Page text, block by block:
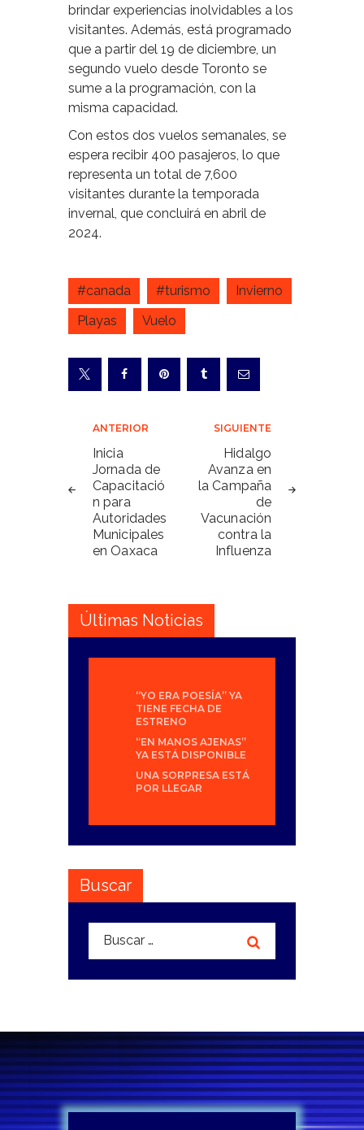
brindar experiencias inolvidables a los
visitantes. Además, está programado
que a partir del 19 de diciembre, un
segundo vuelo desde Toronto se
sume a la programación, con la
misma capacidad.
Con estos dos vuelos semanales, se
espera recibir 400 pasajeros, lo que
representa un total de 7,600
visitantes durante la temporada
invernal, que concluirá en abril de
2024.
#canada #turismo
Invierno
Playas
Vuelo
Navegación
de
entradas
ANTERIOR
Inicia
Jornada de
Capacitació
n para
Autoridades
Municipales
en Oaxaca
SIGUIENTE
Hidalgo
Avanza en
la Campaña
de
Vacunación
contra la
Influenza
Últimas Noticias
“YO ERA POESÍA” YA
TIENE FECHA DE
ESTRENO
“EN MANOS AJENAS”
YA ESTÁ DISPONIBLE
UNA SORPRESA ESTÁ
POR LLEGAR
Buscar
Buscar: